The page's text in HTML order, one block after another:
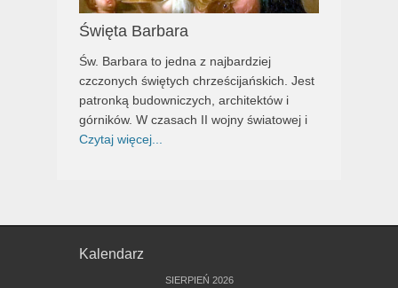
Święta Barbara
Św. Barbara to jedna z najbardziej
czczonych świętych chrześcijańskich. Jest
patronką budowniczych, architektów i
górników. W czasach II wojny światowej i
Czytaj więcej...
Kalendarz
SIERPIEŃ 2026